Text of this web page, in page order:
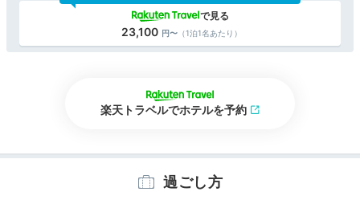
23,100 （1泊1名あたり）
楽天トラベルでホテルを予約
過ごし方